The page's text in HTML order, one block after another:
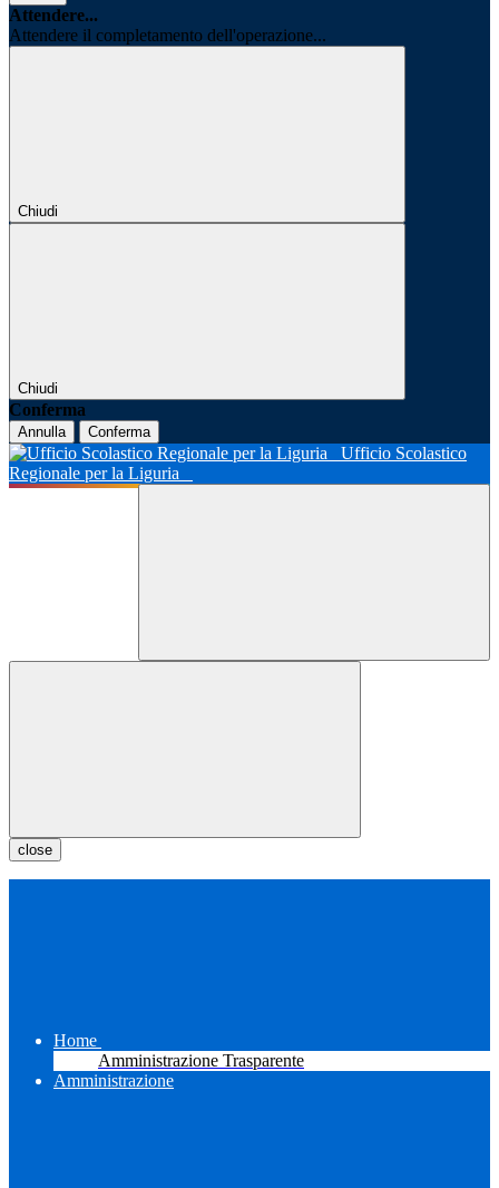
Attendere...
Attendere il completamento dell'operazione...
Chiudi
Chiudi
Conferma
Annulla Conferma
Ufficio Scolastico
Regionale per la Liguria
close
Home
Amministrazione Trasparente
Amministrazione